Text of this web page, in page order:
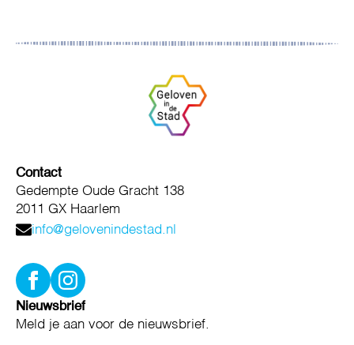
Contact
Gedempte Oude Gracht 138
2011 GX Haarlem
info@gelovenindestad.nl
Nieuwsbrief
Meld je aan voor de nieuwsbrief.